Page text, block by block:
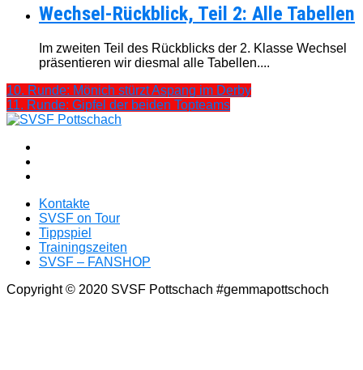
Wechsel-Rückblick, Teil 2: Alle Tabellen
Im zweiten Teil des Rückblicks der 2. Klasse Wechsel
präsentieren wir diesmal alle Tabellen....
10. Runde: Mönich stürzt Aspang im Derby
11. Runde: Gipfel der beiden Topteams
Kontakte
SVSF on Tour
Tippspiel
Trainingszeiten
SVSF – FANSHOP
Copyright © 2020 SVSF Pottschach #gemmapottschoch